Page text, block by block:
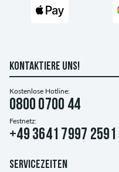
KONTAKTIERE UNS!
Kostenlose Hotline:
0800 0700 44
Festnetz:
+49 3641 7997 2591
SERVICEZEITEN